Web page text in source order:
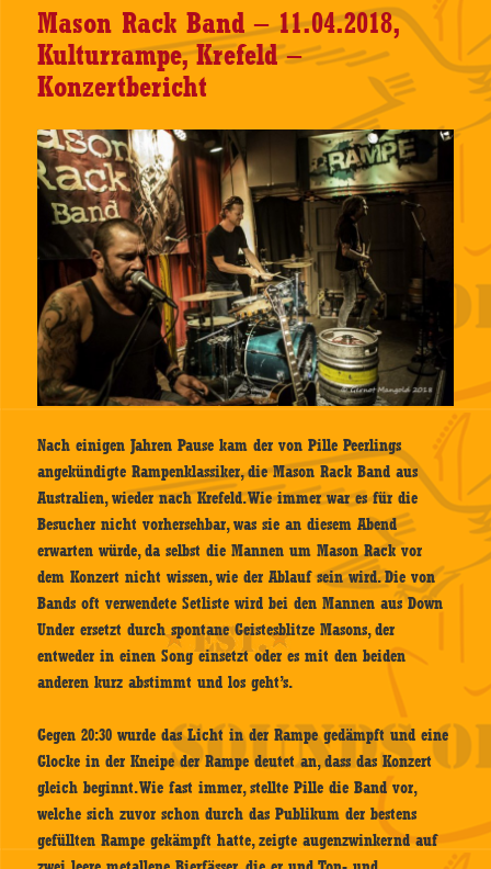
Mason Rack Band – 11.04.2018,
Kulturrampe, Krefeld –
Konzertbericht
Nach einigen Jahren Pause kam der von Pille Peerlings
angekündigte Rampenklassiker, die Mason Rack Band aus
Australien, wieder nach Krefeld. Wie immer war es für die
Besucher nicht vorhersehbar, was sie an diesem Abend
erwarten würde, da selbst die Mannen um Mason Rack vor
dem Konzert nicht wissen, wie der Ablauf sein wird. Die von
Bands oft verwendete Setliste wird bei den Mannen aus Down
Under ersetzt durch spontane Geistesblitze Masons, der
entweder in einen Song einsetzt oder es mit den beiden
anderen kurz abstimmt und los geht’s.
Gegen 20:30 wurde das Licht in der Rampe gedämpft und eine
Glocke in der Kneipe der Rampe deutet an, dass das Konzert
gleich beginnt. Wie fast immer, stellte Pille die Band vor,
welche sich zuvor schon durch das Publikum der bestens
gefüllten Rampe gekämpft hatte, zeigte augenzwinkernd auf